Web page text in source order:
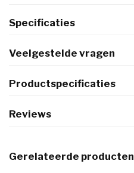
Specificaties
Veelgestelde vragen
Productspecificaties
Reviews
Gerelateerde producten